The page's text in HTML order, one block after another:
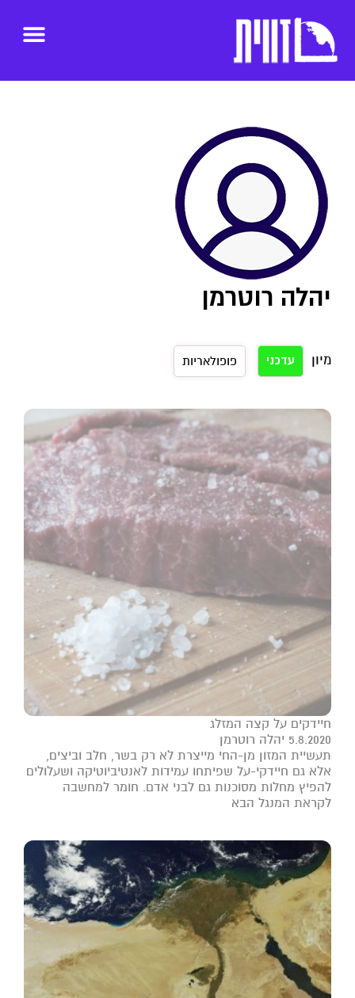
יהלה רוטרמן
מיון עדכני פופולאריות
חיידקים על קצה המזלג
5.8.2020 יהלה רוטרמן
תעשיית המזון מן-החי מייצרת לא רק בשר, חלב וביצים,
אלא גם חיידקי-על שפיתחו עמידות לאנטיביוטיקה ושעלולים
להפיץ מחלות מסוכנות גם לבני אדם. חומר למחשבה
לקראת המנגל הבא